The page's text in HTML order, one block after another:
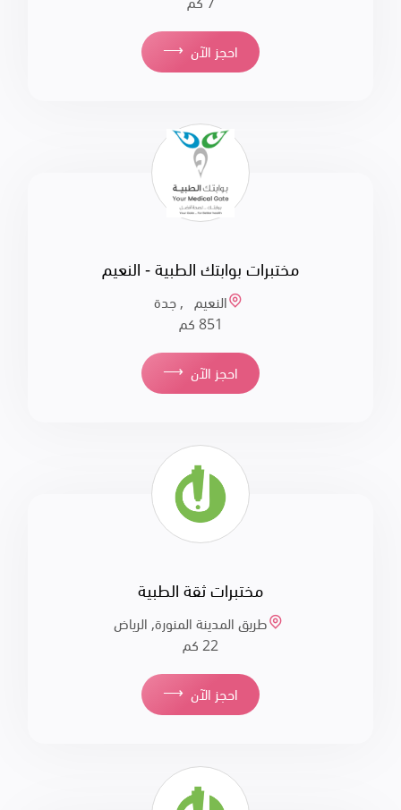
⟶ احجز الآن
مختبرات بوابتك الطبية - النعيم
النعيم , جدة
851 كم
⟶ احجز الآن
مختبرات ثقة الطبية
طريق المدينة المنورة, الرياض
22 كم
⟶ احجز الآن